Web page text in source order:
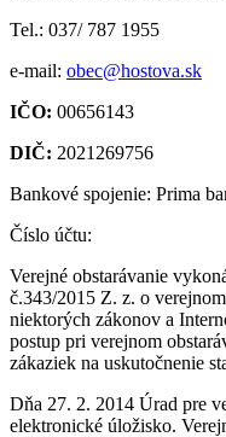
Tel.: 037/ 787 1955
e-mail: obec@hostova.sk
IČO: 00656143
DIČ: 2021269756
Bankové spojenie: Prima
Číslo účtu:
Verejné obstarávanie
č.343/2015 Z. z. o
niektorých zákonov a
postup pri verejnom
zákaziek na uskutočnenie
Dňa 27. 2. 2014 Úrad pre
elektronické úložisko.